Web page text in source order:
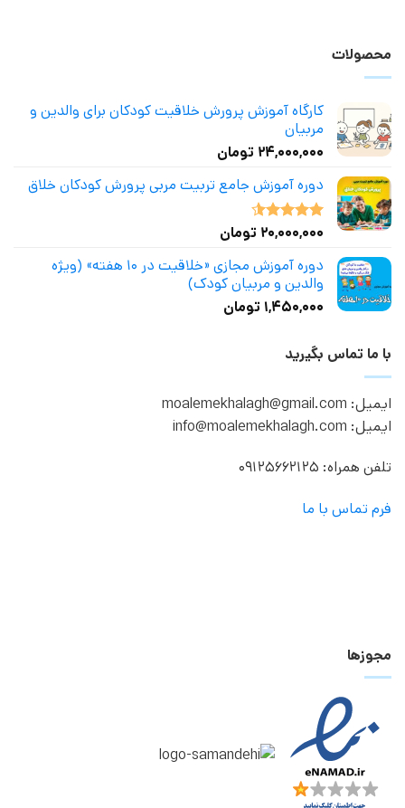
محصولات
کارگاه آموزش پرورش خلاقیت کودکان برای والدین و
مربیان
۲۴,۰۰۰,۰۰۰ تومان
دوره آموزش جامع تربیت مربی پرورش کودکان خلاق
نمره4.50
۲۰,۰۰۰,۰۰۰ تومان
دوره آموزش مجازی «خلاقیت در ۱۰ هفته» (ویژه
والدین و مربیان کودک)
۱,۴۵۰,۰۰۰ تومان
با ما تماس بگیرید
ایمیل: moalemekhalagh@gmail.com
ایمیل: info@moalemekhalagh.com
تلفن همراه: 09125662125
فرم تماس با ما
مجوزها